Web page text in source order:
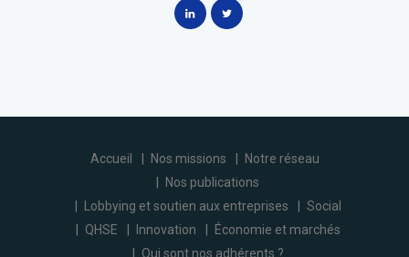
Accueil Nos missions
Notre réseau
Nos publications
Lobbying et soutien aux entreprises
Social
QHSE
Innovation
Économie et marchés
Qui sont nos adhérents ?